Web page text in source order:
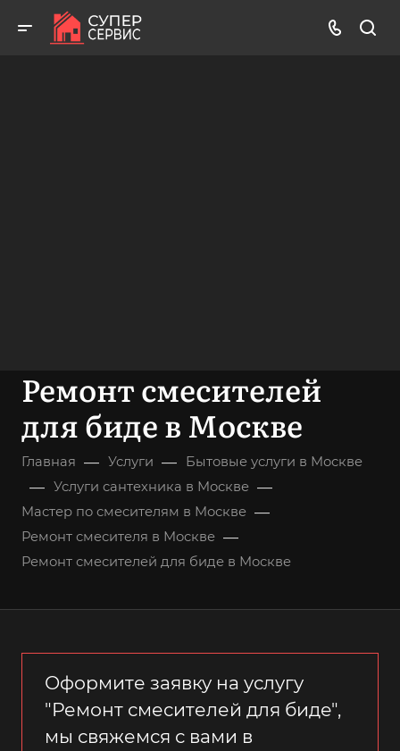
Ремонт смесителей
для биде в Москве
Главная — Услуги — Бытовые услуги в Москве
— Услуги сантехника в Москве —
Мастер по смесителям в Москве —
Ремонт смесителя в Москве —
Ремонт смесителей для биде в Москве
Оформите заявку на услугу
"Ремонт смесителей для биде",
мы свяжемся с вами в